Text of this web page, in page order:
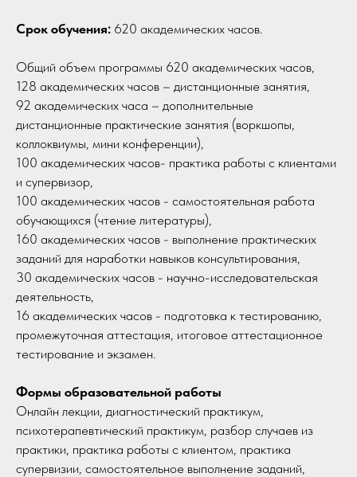
Срок обучения: 620 академических часов.
Общий объем программы 620 академических часов,
128 академических часов – дистанционные занятия,
92 академических часа – дополнительные
дистанционные практические занятия (воркшопы,
коллоквиумы, мини конференции),
100 академических часов- практика работы с клиентами
и супервизор,
100 академических часов - самостоятельная работа
обучающихся (чтение литературы),
160 академических часов - выполнение практических
заданий для наработки навыков консультирования,
30 академических часов - научно-исследовательская
деятельность,
16 академических часов - подготовка к тестированию,
промежуточная аттестация, итоговое аттестационное
тестирование и экзамен.
Формы образовательной работы
Онлайн лекции, диагностический практикум,
психотерапевтический практикум, разбор случаев из
практики, практика работы с клиентом, практика
супервизии, самостоятельное выполнение заданий,